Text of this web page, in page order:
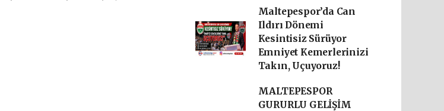
Maltepespor’da Can
Ildırı Dönemi
Kesintisiz Sürüyor
Emniyet Kemerlerinizi
Takın, Uçuyoruz!
MALTEPESPOR
GURURLU GELİŞİM